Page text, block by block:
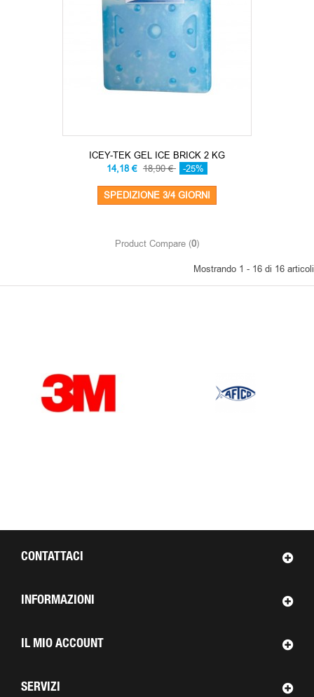
ICEY-TEK GEL ICE BRICK 2 KG
14,18 € 18,90 € -25%
SPEDIZIONE 3/4 GIORNI
Product Compare (0)
Mostrando 1 - 16 di 16 articoli
CONTATTACI
INFORMAZIONI
IL MIO ACCOUNT
SERVIZI